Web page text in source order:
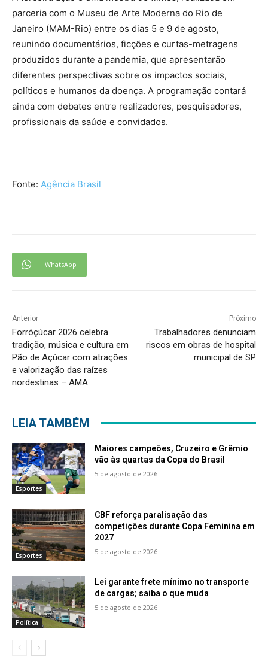
parceria com o Museu de Arte Moderna do Rio de
Janeiro (MAM-Rio) entre os dias 5 e 9 de agosto,
reunindo documentários, ficções e curtas-metragens
produzidos durante a pandemia, que apresentarão
diferentes perspectivas sobre os impactos sociais,
políticos e humanos da doença. A programação contará
ainda com debates entre realizadores, pesquisadores,
profissionais da saúde e convidados.
Fonte: Agência Brasil
WhatsApp
Anterior
Forróçúcar 2026 celebra
tradição, música e cultura em
Pão de Açúcar com atrações
e valorização das raízes
nordestinas – AMA
Próximo
Trabalhadores denunciam
riscos em obras de hospital
municipal de SP
LEIA TAMBÉM
Esportes
Maiores campeões, Cruzeiro e Grêmio
vão às quartas da Copa do Brasil
5 de agosto de 2026
Esportes
CBF reforça paralisação das
competições durante Copa Feminina em
2027
5 de agosto de 2026
Política
Lei garante frete mínimo no transporte
de cargas; saiba o que muda
5 de agosto de 2026